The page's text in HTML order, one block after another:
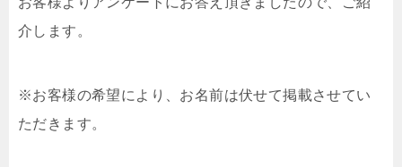
介します。
※お客様の希望により、お名前は伏せて掲載させてい
ただきます。